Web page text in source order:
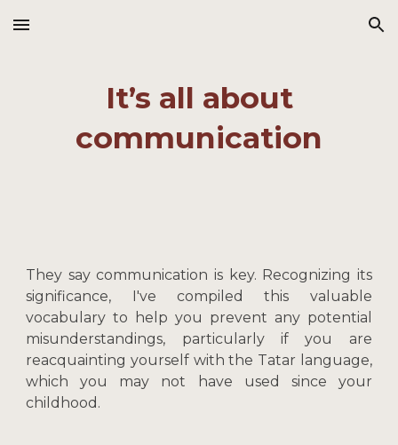
Skip to main content Skip to navigation
It’s all about
communication
They say communication is key. Recognizing its
significance, I've compiled this valuable
vocabulary to help you prevent any potential
misunderstandings, particularly if you are
reacquainting yourself with the Tatar language,
which you may not have used since your
childhood.